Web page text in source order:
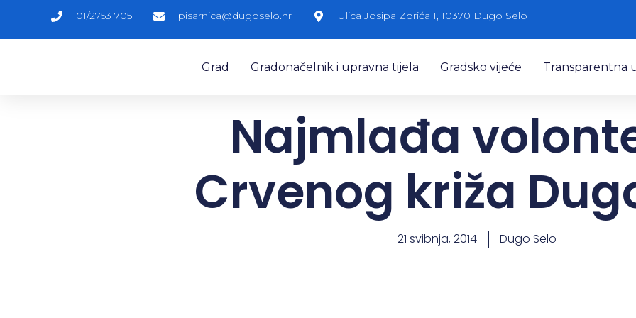
01/2753 705 pisarnica@dugoselo.hr Ulica Josipa Zorića 1, 10370 Dugo Selo
Grad Gradonačelnik i upravna tijela Gradsko vijeće Transparentna
Najmlađa
Crvenog križa
21 svibnja, 2014 Dugo Selo